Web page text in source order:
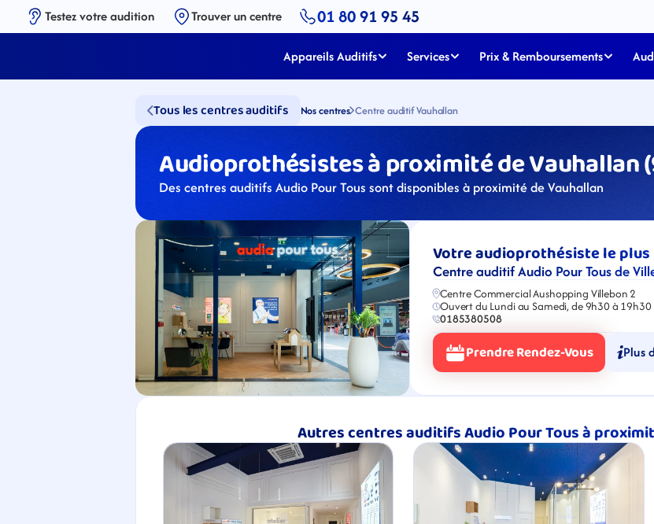
Testez votre audition Trouver un centre 01 80 91 95 45
Appareils Auditifs Services Prix & Remboursements
Tous les centres auditifs Nos centres Centre auditif Vauhallan
Audioprothésistes à proximité de Vauhallan
Des centres auditifs Audio Pour Tous sont disponibles à proximité de Vauhallan
Votre audioprothésiste le
Centre auditif Audio Pour Tous de
Centre Commercial Aushopping Villebon 2
Ouvert du Lundi au Samedi, de 9h30 à 19h30
0185380508
Prendre Rendez-Vous Plus
Autres centres auditifs Audio Pour Tous à